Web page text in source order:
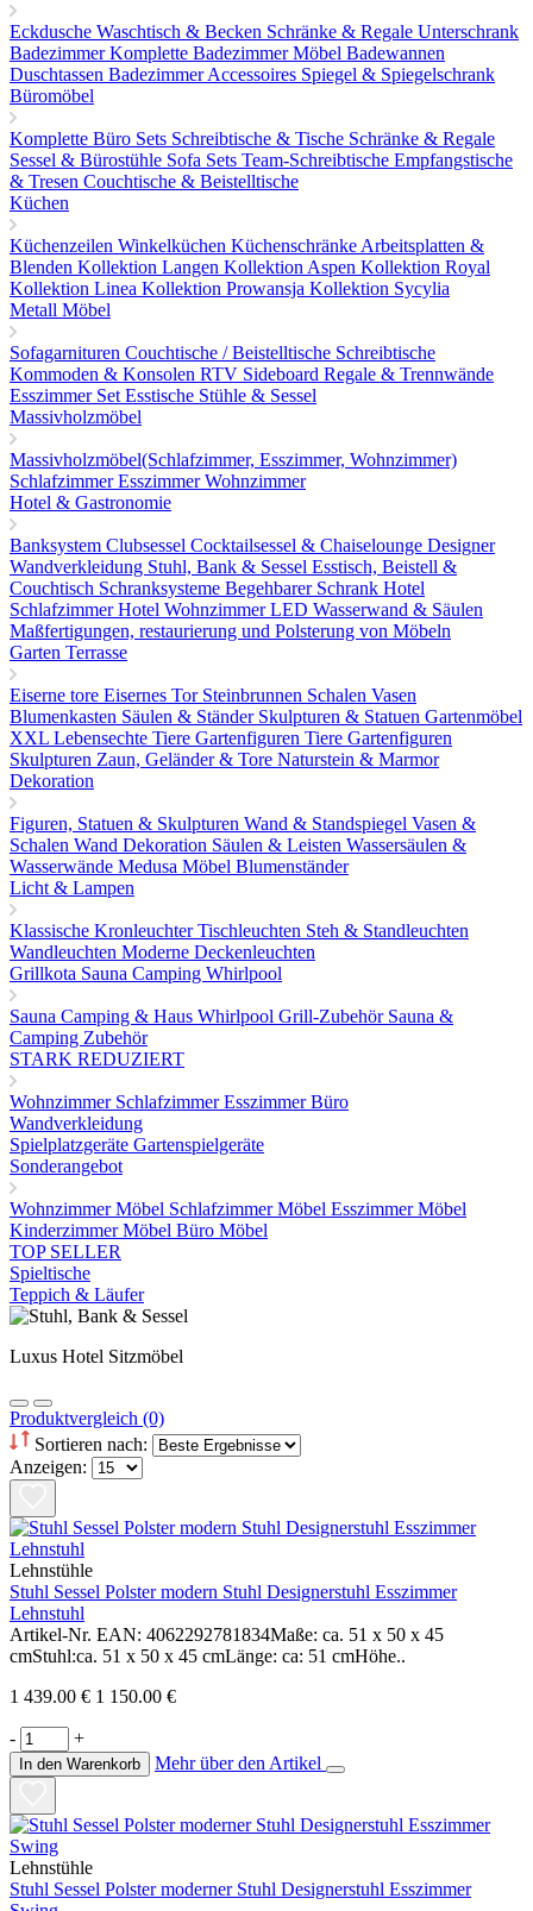
Eckdusche Waschtisch & Becken Schränke & Regale Unterschrank
BadezimmerKomplette Badezimmer Möbel Badewannen
Duschtassen Badezimmer Accessoires Spiegel & Spiegelschrank
Büromöbel
Komplette Büro Sets Schreibtische & Tische Schränke & Regale
Sessel & Bürostühle Sofa Sets Team-Schreibtische Empfangstische
& Tresen Couchtische & Beistelltische
Küchen
Küchenzeilen Winkelküchen Küchenschränke Arbeitsplatten &
Blenden Kollektion Langen Kollektion Aspen Kollektion Royal
Kollektion Linea Kollektion Prowansja Kollektion Sycylia
Metall Möbel
Sofagarnituren Couchtische / Beistelltische Schreibtische
Kommoden & Konsolen RTV Sideboard Regale & Trennwände
Esszimmer Set Esstische Stühle & Sessel
Massivholzmöbel
Massivholzmöbel(Schlafzimmer, Esszimmer, Wohnzimmer)
SchlafzimmerEsszimmerWohnzimmer
Hotel & Gastronomie
Banksystem Clubsessel Cocktailsessel & Chaiselounge Designer
Wandverkleidung Stuhl, Bank & Sessel Esstisch, Beistell &
Couchtisch Schranksysteme Begehbarer Schrank Hotel
SchlafzimmerHotel WohnzimmerLED Wasserwand & Säulen
Maßfertigungen, restaurierung und Polsterung von Möbeln
Garten Terrasse
Eiserne tore Eisernes Tor Steinbrunnen Schalen Vasen
Blumenkasten Säulen & Ständer Skulpturen & Statuen Gartenmöbel
XXL Lebensechte Tiere Gartenfiguren Tiere Gartenfiguren
Skulpturen Zaun, Geländer & Tore Naturstein & Marmor
Dekoration
Figuren, Statuen & Skulpturen Wand & Standspiegel Vasen &
Schalen Wand Dekoration Säulen & Leisten Wassersäulen &
Wasserwände Medusa Möbel Blumenständer
Licht & Lampen
Klassische KronleuchterTischleuchten Steh & Standleuchten
Wandleuchten Moderne Deckenleuchten
Grillkota Sauna Camping Whirlpool
Sauna Camping & Haus Whirlpool Grill-Zubehör Sauna &
Camping Zubehör
STARK REDUZIERT
Wohnzimmer SchlafzimmerEsszimmerBüro
Wandverkleidung
Spielplatzgeräte Gartenspielgeräte
Sonderangebot
Wohnzimmer Möbel Schlafzimmer Möbel Esszimmer Möbel
Kinderzimmer Möbel Büro Möbel
TOP SELLER
Spieltische
Teppich & Läufer
Luxus Hotel Sitzmöbel
Produktvergleich (0)
Sortieren nach:
Anzeigen:
Lehnstühle
Stuhl Sessel Polster modern Stuhl Designerstuhl Esszimmer
Lehnstuhl
Artikel-Nr. EAN: 4062292781834Maße: ca. 51 x 50 x 45
cmStuhl:ca. 51 x 50 x 45 cmLänge: ca: 51 cmHöhe..
1 439.00 € 1 150.00 €
- +
In den Warenkorb Mehr über den Artikel
Lehnstühle
Stuhl Sessel Polster moderner Stuhl Designerstuhl Esszimmer